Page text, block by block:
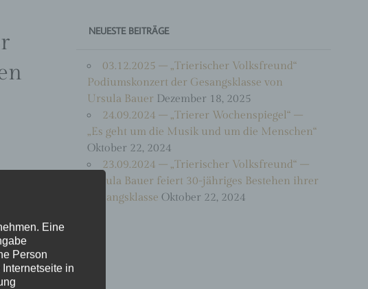
die
NEUESTE BEITRÄGE
03.12.2025 – „Trierischer Volksfreund“
Podiumskonzert der Gesangsklasse von
Ursula Bauer Dezember 18, 2025
24.09.2024 – „Trierer Wochenspiegel“ –
„Es geht um die Musik und um die Menschen“
Oktober 22, 2024
23.09.2024 – „Trierischer Volksfreund“ –
Ursula Bauer feiert 30-jähriges Bestehen ihrer
Gesangsklasse Oktober 22, 2024
Eine
Person
in